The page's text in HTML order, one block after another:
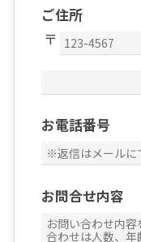
ご住所
お電話番号
お問合せ内容